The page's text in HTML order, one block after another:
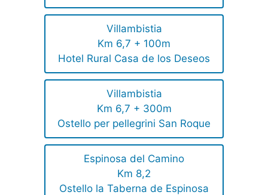
Villambistia
Km 6,7 + 100m
Hotel Rural Casa de los Deseos
Villambistia
Km 6,7 + 300m
Ostello per pellegrini San Roque
Espinosa del Camino
Km 8,2
Ostello la Taberna de Espinosa